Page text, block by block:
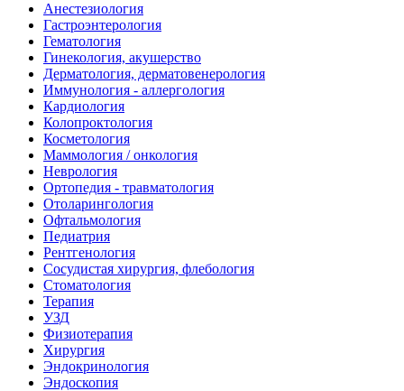
Анестезиология
Гастроэнтерология
Гематология
Гинекология, акушерство
Дерматология, дерматовенерология
Иммунология - аллергология
Кардиология
Колопроктология
Косметология
Маммология / онкология
Неврология
Ортопедия - травматология
Отоларингология
Офтальмология
Педиатрия
Рентгенология
Сосудистая хирургия, флебология
Стоматология
Терапия
УЗД
Физиотерапия
Хирургия
Эндокринология
Эндоскопия